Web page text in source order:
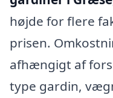
højde for flere
prisen.
afhængigt af
type gardin,